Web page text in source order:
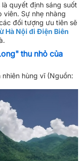
quyết định sáng suốt
viên. Sự nhẹ nhàng
đối tượng ưu tiên sẽ
Hà Nội đi Điện Biên
thu nhỏ của
hùng vĩ​ (Nguồn: